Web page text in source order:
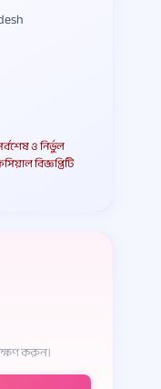
ও নির্ভুল
বিজ্ঞপ্তিটি
করুন।